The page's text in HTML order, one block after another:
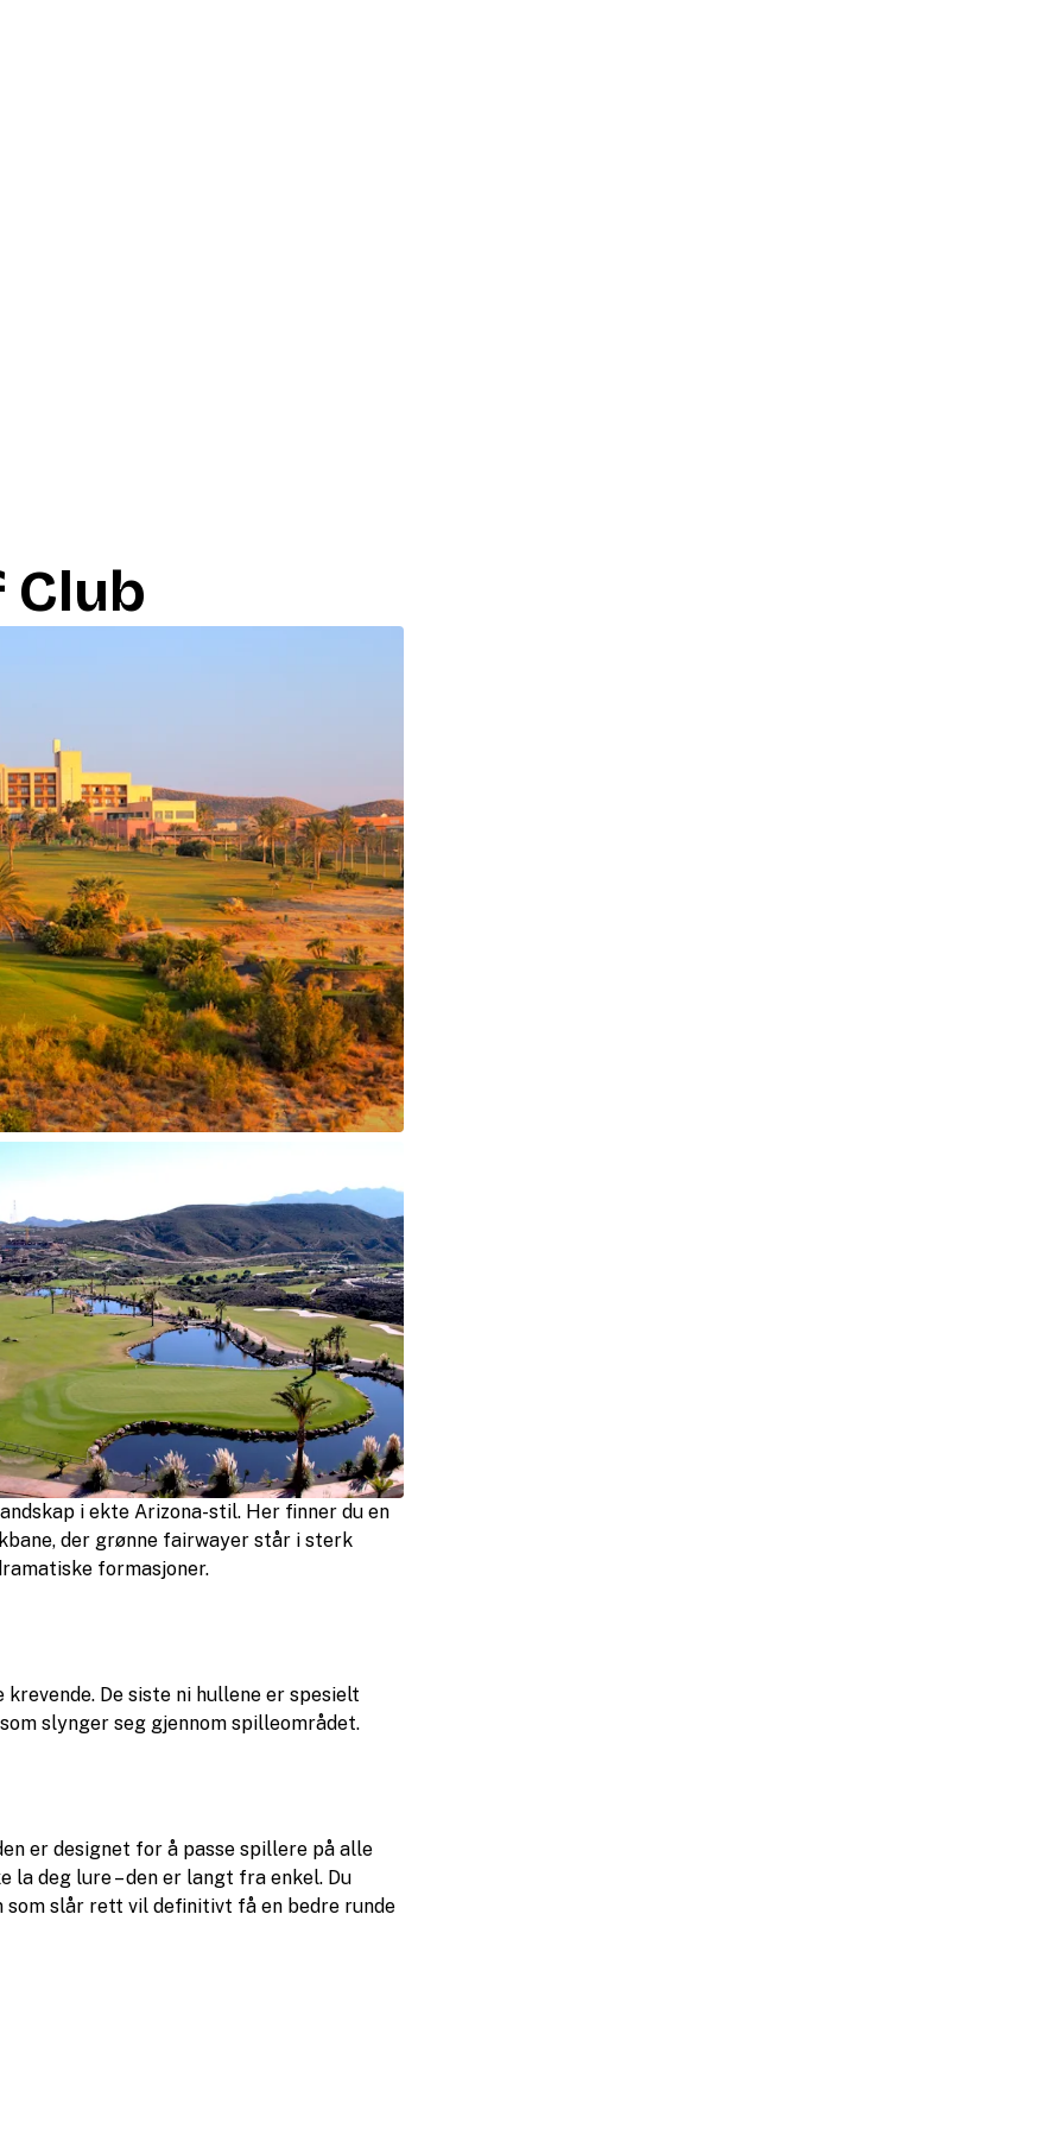
Club
i ekte Arizona-stil. Her finner du en
der grønne fairwayer står i sterk
formasjoner.
De siste ni hullene er spesielt
slynger seg gjennom spilleområdet.
er designet for å passe spillere på alle
la deg lure – den er langt fra enkel. Du
slår rett vil definitivt få en bedre runde